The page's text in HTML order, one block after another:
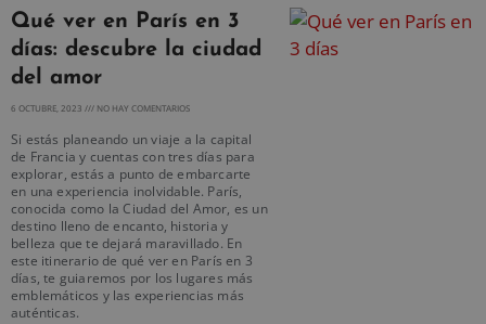
Qué ver en París en 3
días: descubre la ciudad
del amor
6 OCTUBRE, 2023 NO HAY COMENTARIOS
Si estás planeando un viaje a la capital
de Francia y cuentas con tres días para
explorar, estás a punto de embarcarte
en una experiencia inolvidable. París,
conocida como la Ciudad del Amor, es un
destino lleno de encanto, historia y
belleza que te dejará maravillado. En
este itinerario de qué ver en París en 3
días, te guiaremos por los lugares más
emblemáticos y las experiencias más
auténticas.